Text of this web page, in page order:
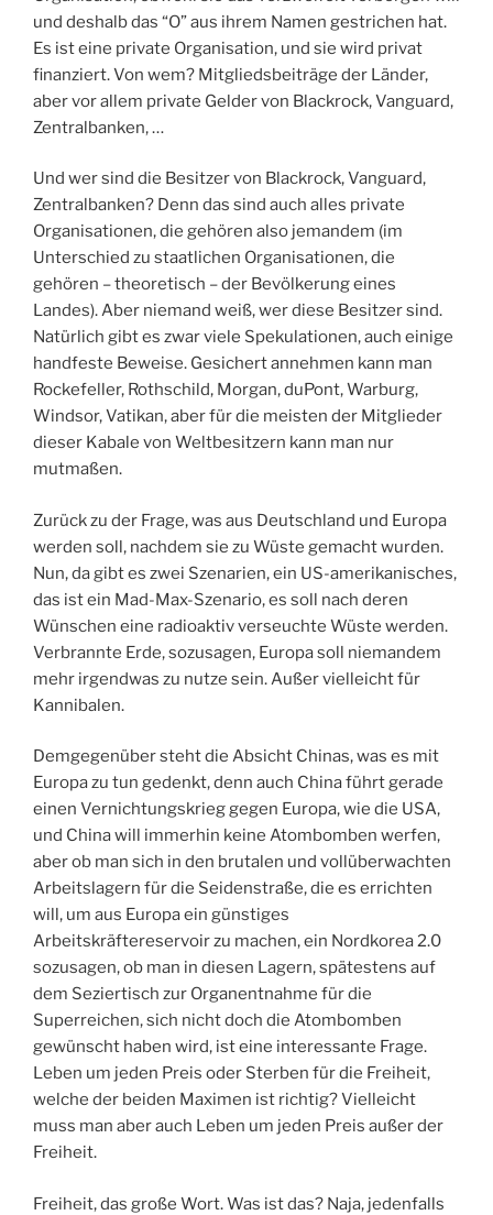
und deshalb das “O” aus ihrem Namen gestrichen hat.
Es ist eine private Organisation, und sie wird privat
finanziert. Von wem? Mitgliedsbeiträge der Länder,
aber vor allem private Gelder von Blackrock, Vanguard,
Zentralbanken, …
Und wer sind die Besitzer von Blackrock, Vanguard,
Zentralbanken? Denn das sind auch alles private
Organisationen, die gehören also jemandem (im
Unterschied zu staatlichen Organisationen, die
gehören – theoretisch – der Bevölkerung eines
Landes). Aber niemand weiß, wer diese Besitzer sind.
Natürlich gibt es zwar viele Spekulationen, auch einige
handfeste Beweise. Gesichert annehmen kann man
Rockefeller, Rothschild, Morgan, duPont, Warburg,
Windsor, Vatikan, aber für die meisten der Mitglieder
dieser Kabale von Weltbesitzern kann man nur
mutmaßen.
Zurück zu der Frage, was aus Deutschland und Europa
werden soll, nachdem sie zu Wüste gemacht wurden.
Nun, da gibt es zwei Szenarien, ein US-amerikanisches,
das ist ein Mad-Max-Szenario, es soll nach deren
Wünschen eine radioaktiv verseuchte Wüste werden.
Verbrannte Erde, sozusagen, Europa soll niemandem
mehr irgendwas zu nutze sein. Außer vielleicht für
Kannibalen.
Demgegenüber steht die Absicht Chinas, was es mit
Europa zu tun gedenkt, denn auch China führt gerade
einen Vernichtungskrieg gegen Europa, wie die USA,
und China will immerhin keine Atombomben werfen,
aber ob man sich in den brutalen und vollüberwachten
Arbeitslagern für die Seidenstraße, die es errichten
will, um aus Europa ein günstiges
Arbeitskräftereservoir zu machen, ein Nordkorea 2.0
sozusagen, ob man in diesen Lagern, spätestens auf
dem Seziertisch zur Organentnahme für die
Superreichen, sich nicht doch die Atombomben
gewünscht haben wird, ist eine interessante Frage.
Leben um jeden Preis oder Sterben für die Freiheit,
welche der beiden Maximen ist richtig? Vielleicht
muss man aber auch Leben um jeden Preis außer der
Freiheit.
Freiheit, das große Wort. Was ist das? Naja, jedenfalls